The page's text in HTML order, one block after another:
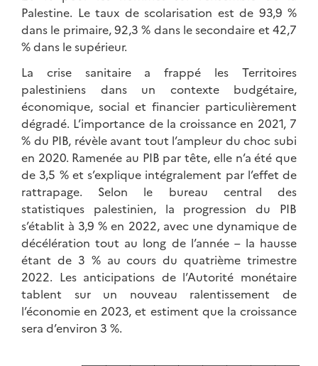
Palestine. Le taux de scolarisation est de 93,9 %
dans le primaire, 92,3 % dans le secondaire et 42,7
% dans le supérieur.
La crise sanitaire a frappé les Territoires
palestiniens dans un contexte budgétaire,
économique, social et financier particulièrement
dégradé. L’importance de la croissance en 2021, 7
% du PIB, révèle avant tout l’ampleur du choc subi
en 2020. Ramenée au PIB par tête, elle n’a été que
de 3,5 % et s’explique intégralement par l’effet de
rattrapage. Selon le bureau central des
statistiques palestinien, la progression du PIB
s’établit à 3,9 % en 2022, avec une dynamique de
décélération tout au long de l’année – la hausse
étant de 3 % au cours du quatrième trimestre
2022. Les anticipations de l’Autorité monétaire
tablent sur un nouveau ralentissement de
l’économie en 2023, et estiment que la croissance
sera d’environ 3 %.